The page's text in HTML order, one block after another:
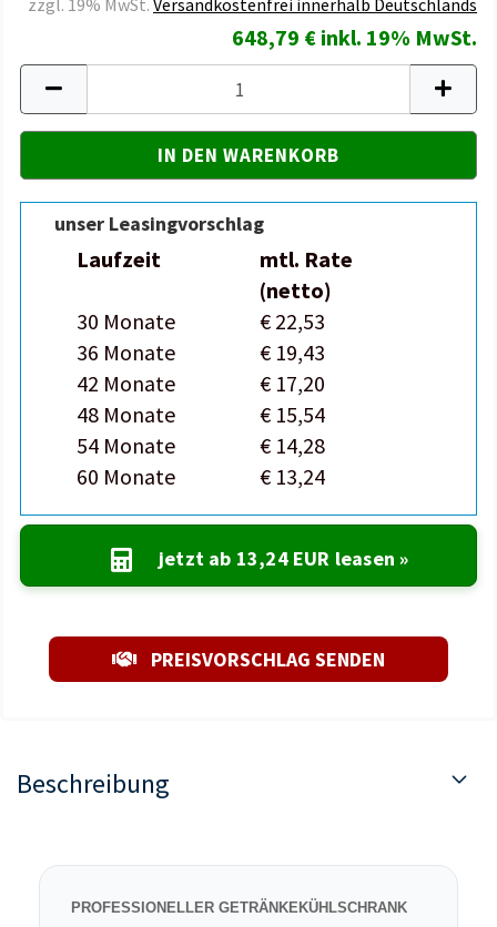
zzgl. 19% MwSt. Versandkostenfrei innerhalb Deutschlands
648,79 € inkl. 19% MwSt.
unser Leasingvorschlag
Laufzeit
mtl. Rate
(netto)
30 Monate
€ 22,53
36 Monate
€ 19,43
42 Monate
€ 17,20
48 Monate
€ 15,54
54 Monate
€ 14,28
60 Monate
€ 13,24
jetzt ab 13,24 EUR leasen »
PREISVORSCHLAG SENDEN
Beschreibung
PROFESSIONELLER GETRÄNKEKÜHLSCHRANK